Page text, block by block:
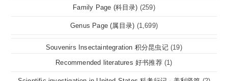
Family Page (科目录) (259)
Genus Page (属目录) (1,699)
Souvenirs Insectaintegration 积分昆虫记 (19)
Recommended literatures 好书推荐 (1)